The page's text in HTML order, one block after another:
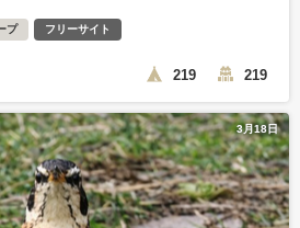
プ フリーサイト
219 219
3月18日